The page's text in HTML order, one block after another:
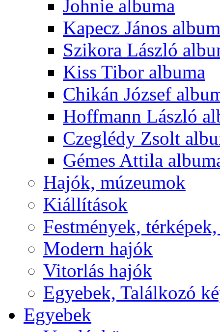
Johnie albuma
Kapecz János
Szikora László
Kiss Tibor albuma
Chikán József
Hoffmann László
Czeglédy Zsolt
Gémes Attila
Hajók, múzeumok
Kiállítások
Festmények,
Modern hajók
Vitorlás hajók
Egyebek, Találkozó
Egyebek